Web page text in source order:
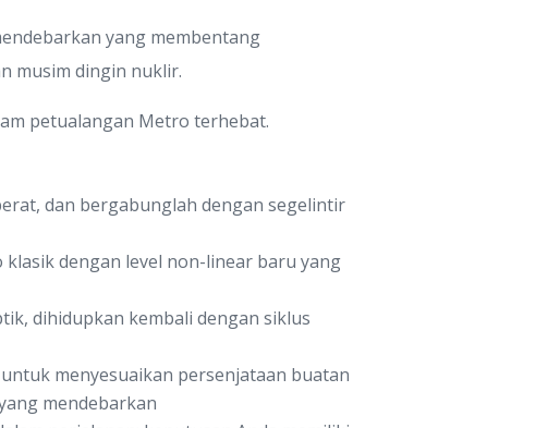
yang membentang
musim dingin nuklir.
petualangan Metro terhebat.
dan bergabunglah dengan segelintir
dengan level non-linear baru yang
dihidupkan kembali dengan siklus
menyesuaikan persenjataan buatan
mendebarkan